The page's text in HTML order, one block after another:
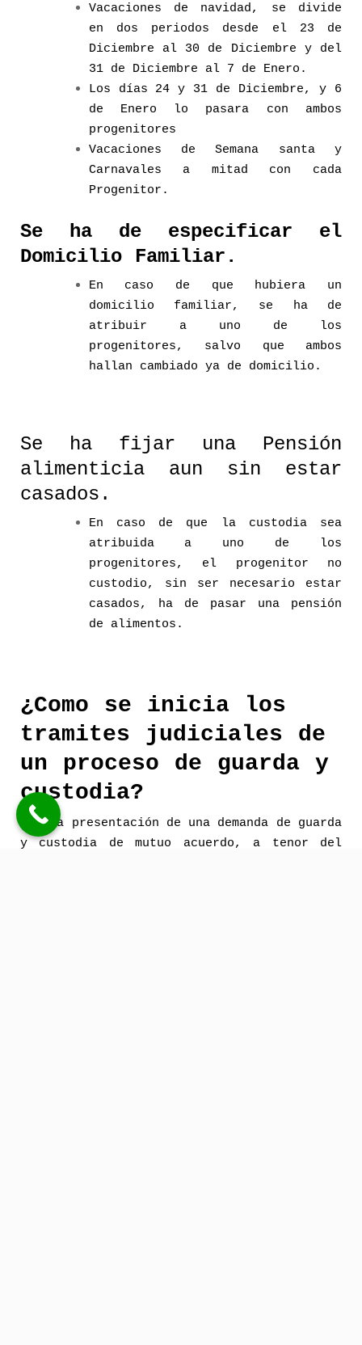
Vacaciones de navidad, se divide
en dos periodos desde el 23 de
Diciembre al 30 de Diciembre y del
31 de Diciembre al 7 de Enero.
Los días 24 y 31 de Diciembre, y 6
de Enero lo pasara con ambos
progenitores
Vacaciones de Semana santa y
Carnavales a mitad con cada
Progenitor.
Se ha de especificar el
Domicilio Familiar.
En caso de que hubiera un
domicilio familiar, se ha de
atribuir a uno de los
progenitores, salvo que ambos
hallan cambiado ya de domicilio.
Se ha fijar una Pensión
alimenticia aun sin estar
casados.
En caso de que la custodia sea
atribuida a uno de los
progenitores, el progenitor no
custodio, sin ser necesario estar
casados, ha de pasar una pensión
de alimentos.
¿Como se inicia los
tramites judiciales de
un proceso de guarda y
custodia?
Con la presentación de una demanda de guarda
y custodia de mutuo acuerdo, a tenor del